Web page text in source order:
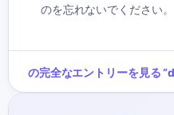
のを忘れないでください。
の完全なエントリーを見る“